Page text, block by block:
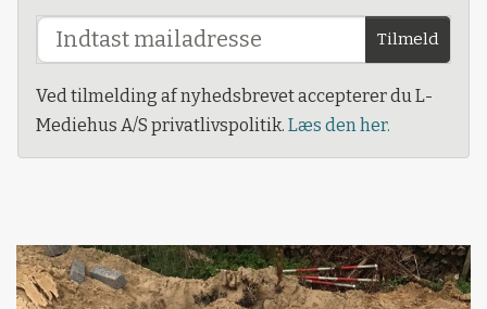
Tilmeld
Ved tilmelding af nyhedsbrevet accepterer du L-
Mediehus A/S privatlivspolitik. Læs den her.